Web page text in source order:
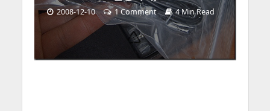
2008-12-10 1 Comment 4 Min Read